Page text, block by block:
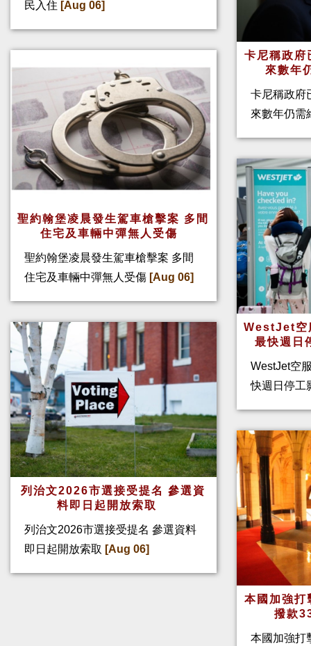
民入住 [Aug 06]
聖約翰堡凌晨發生駕車槍擊案 多間
住宅及車輛中彈無人受傷
聖約翰堡凌晨發生駕車槍擊案 多間
住宅及車輛中彈無人受傷 [Aug 06]
列治文2026市選接受提名 參選資
料即日起開放索取
列治文2026市選接受提名 參選資料
即日起開放索取 [Aug 06]
卡尼稱政府
來數年
卡尼稱政府
來數年仍需
WestJet空
最快週日
WestJet空
快週日停工
本國加強打
撥款
本國加強打